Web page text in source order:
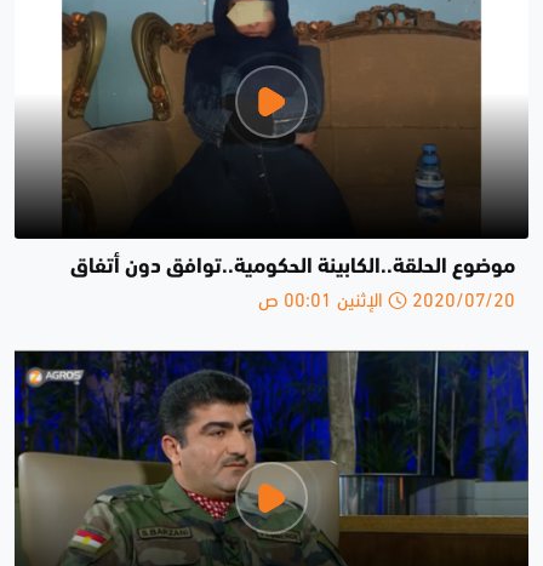
موضوع الحلقة..الكابينة الحكومية..توافق دون أتفاق
2020/07/20 الإثنين 00:01 ص